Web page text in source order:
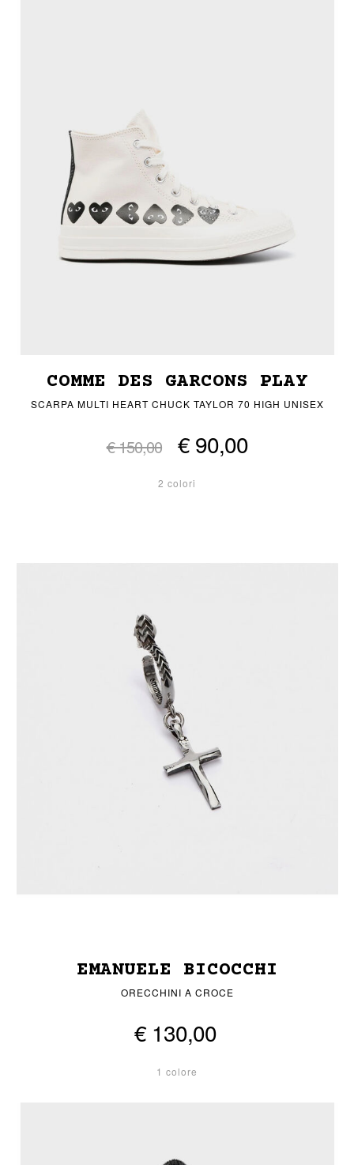
COMME DES GARCONS PLAY
SCARPA MULTI HEART CHUCK TAYLOR 70 HIGH UNISEX
€ 150,00 € 90,00
2 colori
EMANUELE BICOCCHI
ORECCHINI A CROCE
€ 130,00
1 colore